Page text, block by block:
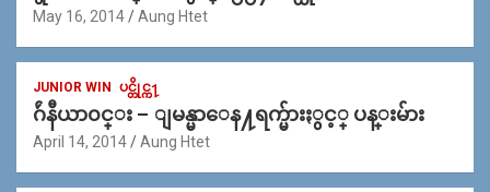
May 16, 2014 Aung Htet
JUNIOR WIN ပင္တိုင္က႑
ဂ်ဴနီယာ၀င္း – ျမန္မာေန႔ရက္မ်ားႏွင့္ ပန္းမ်ား
April 14, 2014 Aung Htet